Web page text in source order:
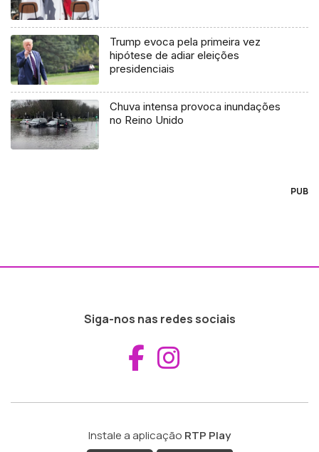
Trump evoca pela primeira vez
hipótese de adiar eleições
presidenciais
Chuva intensa provoca inundações
no Reino Unido
PUB
Siga-nos nas redes sociais
Aceder ao
Instale a aplicação RTP Play